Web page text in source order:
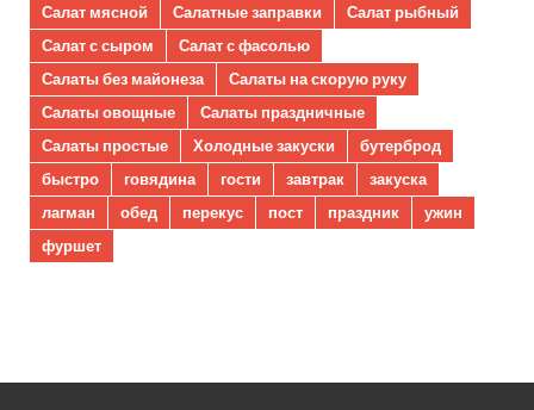
Салат мясной
Салатные заправки
Салат рыбный
Салат с сыром
Салат с фасолью
Салаты без майонеза
Салаты на скорую руку
Салаты овощные
Салаты праздничные
Салаты простые
Холодные закуски
бутерброд
быстро
говядина гости завтрак
закуска
лагман
обед перекус пост праздник
ужин
фуршет